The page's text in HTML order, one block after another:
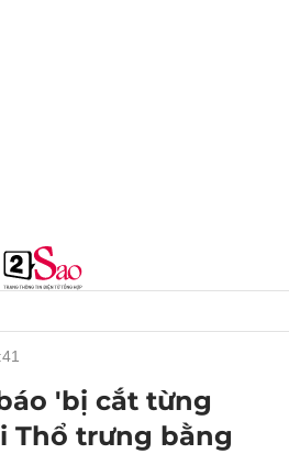
'bị cắt từng
Thổ trưng bằng